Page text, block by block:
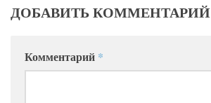
ДОБАВИТЬ КОММЕНТАРИЙ
Комментарий *